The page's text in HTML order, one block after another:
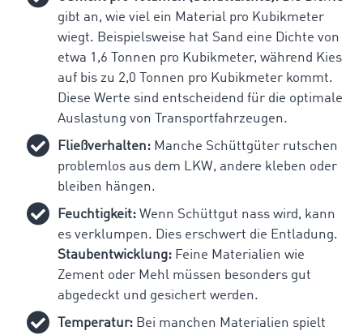
gibt an, wie viel ein Material pro Kubikmeter
wiegt. Beispielsweise hat Sand eine Dichte von
etwa 1,6 Tonnen pro Kubikmeter, während Kies
auf bis zu 2,0 Tonnen pro Kubikmeter kommt.
Diese Werte sind entscheidend für die optimale
Auslastung von Transportfahrzeugen.
Fließverhalten: Manche Schüttgüter rutschen
problemlos aus dem LKW, andere kleben oder
bleiben hängen.
Feuchtigkeit: Wenn Schüttgut nass wird, kann
es verklumpen. Dies erschwert die Entladung.
Staubentwicklung: Feine Materialien wie
Zement oder Mehl müssen besonders gut
abgedeckt und gesichert werden.
Temperatur: Bei manchen Materialien spielt